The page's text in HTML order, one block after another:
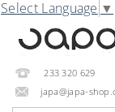
Select Language ▼
233 320 629
japa@japa-